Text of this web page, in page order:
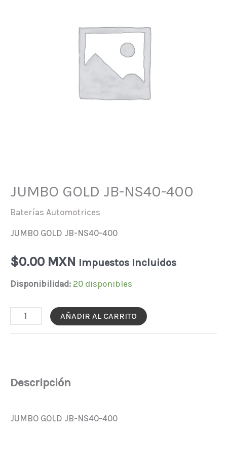
JUMBO GOLD JB-NS40-400
Baterías Automotrices
JUMBO GOLD JB-NS40-400
$0.00 MXN Impuestos Incluidos
Disponibilidad: 20 disponibles
JUMBO
400
AÑADIR AL CARRITO
Descripción
JUMBO GOLD JB-NS40-400